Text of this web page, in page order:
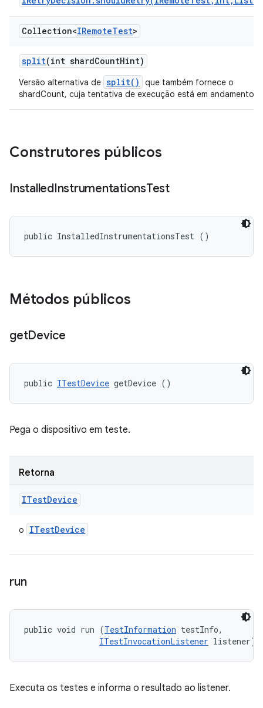
Collection<IRemoteTest>
split(int shardCountHint)
Versão alternativa de split()
que também fornece o
shardCount, cuja tentativa de execução está em andamento.
Construtores públicos
InstalledInstrumentationsTest
public InstalledInstrumentationsTest ()
Métodos públicos
getDevice
public ITestDevice getDevice ()
Pega o dispositivo em teste.
Retorna
ITestDevice
o ITestDevice
run
public void run (TestInformation testInfo,
ITestInvocationListener listener)
Executa os testes e informa o resultado ao listener.